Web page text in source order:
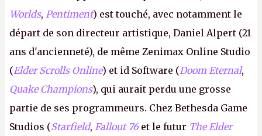
Worlds, Pentiment) est touché, avec notamment le
départ de son directeur artistique, Daniel Alpert (21
ans d'ancienneté), de même Zenimax Online Studio
(Elder Scrolls Online) et id Software (Doom Eternal,
Quake Champions), qui aurait perdu une grosse
partie de ses programmeurs. Chez Bethesda Game
Studios (Starfield, Fallout 76 et le futur The Elder